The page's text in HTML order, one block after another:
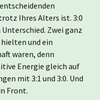
Ihres Alters ist. 3:0
Zwei ganz
und ein
waren, denn
Energie gleich auf
mit 3:1 und 3:0. Und
Front.